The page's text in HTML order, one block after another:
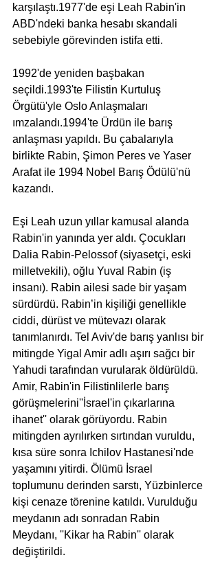
karşılaştı.1977'de eşi Leah Rabin'in
ABD'ndeki banka hesabı skandali
sebebiyle görevinden istifa etti.
1992'de yeniden başbakan
seçildi.1993'te Filistin Kurtuluş
Örgütü'yle Oslo Anlaşmaları
ımzalandı.1994'te Ürdün ile barış
anlaşması yapıldı. Bu çabalarıyla
birlikte Rabin, Şimon Peres ve Yaser
Arafat ile 1994 Nobel Barış Ödülü'nü
kazandı.
Eşi Leah uzun yıllar kamusal alanda
Rabin'in yanında yer aldı. Çocukları
Dalia Rabin-Pelossof (siyasetçi, eski
milletvekili), oğlu Yuval Rabin (iş
insanı). Rabin ailesi sade bir yaşam
sürdürdü. Rabin’in kişiliği genellikle
ciddi, dürüst ve mütevazı olarak
tanımlanırdı. Tel Aviv'de barış yanlısı bir
mitingde Yigal Amir adlı aşırı sağcı bir
Yahudi tarafından vurularak öldürüldü.
Amir, Rabin'in Filistinlilerle barış
görüşmelerini''İsrael'in çıkarlarına
ihanet'' olarak görüyordu. Rabin
mitingden ayrılırken sırtından vuruldu,
kısa süre sonra Ichilov Hastanesi'nde
yaşamını yitirdi. Ölümü İsrael
toplumunu derinden sarstı, Yüzbinlerce
kişi cenaze törenine katıldı. Vurulduğu
meydanın adı sonradan Rabin
Meydanı, ''Kikar ha Rabin'' olarak
değiştirildi.